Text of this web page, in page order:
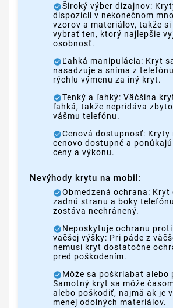
Široký výber dizajnov:
dispozícii v nekonečnom
vzorov a materiálov, takže si
vybrať ten, ktorý najlepšie
osobnosť.
Ľahká manipulácia: Kryt
nasadzuje a sníma z
rýchlu výmenu za iný kryt.
Tenký a ľahký: Väčšina
ľahká, takže nepridáva
vášmu telefónu.
Cenová dostupnosť: Kryty
cenovo dostupné a
ceny a výkonu.
Nevýhody krytu na mobil:
Obmedzená ochrana: Kryt
zadnú stranu a boky
zostáva nechránený.
Neposkytuje ochranu
väčšej výšky: Pri páde z
nemusí kryt dostatočne
pred poškodením.
Môže sa poškriabať alebo
Samotný kryt sa môže
alebo poškodiť, najmä ak je
menej odolných materiálov.